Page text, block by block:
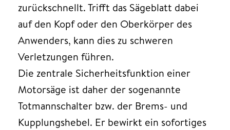
zurückschnellt. Trifft das Sägeblatt dabei
auf den Kopf oder den Oberkörper des
Anwenders, kann dies zu schweren
Verletzungen führen.
Die zentrale Sicherheitsfunktion einer
Motorsäge ist daher der sogenannte
Totmannschalter bzw. der Brems- und
Kupplungshebel. Er bewirkt ein sofortiges